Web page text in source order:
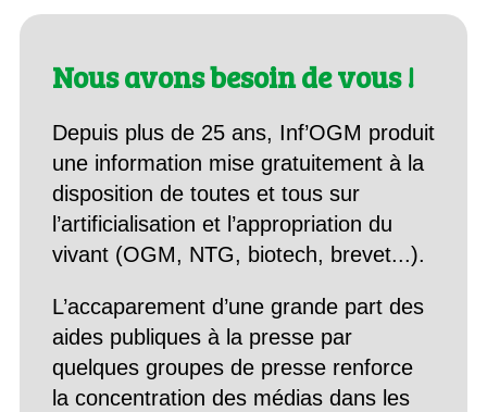
Nous avons besoin de vous !
Depuis plus de 25 ans, Inf’OGM produit
une information mise gratuitement à la
disposition de toutes et tous sur
l’artificialisation et l’appropriation du
vivant (OGM, NTG, biotech, brevet...).
L’accaparement d’une grande part des
aides publiques à la presse par
quelques groupes de presse renforce
la concentration des médias dans les